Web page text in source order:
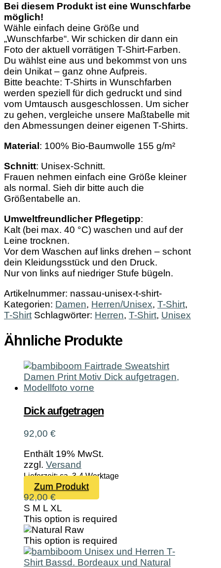
Bei diesem Produkt ist eine Wunschfarbe
möglich!
Wähle einfach deine Größe und
„Wunschfarbe“. Wir schicken dir dann ein
Foto der aktuell vorrätigen T-Shirt-Farben.
Du wählst eine aus und bekommst von uns
dein Unikat – ganz ohne Aufpreis.
Bitte beachte: T-Shirts in Wunschfarben
werden speziell für dich gedruckt und sind
vom Umtausch ausgeschlossen. Um sicher
zu gehen, vergleiche unsere Maßtabelle mit
den Abmessungen deiner eigenen T-Shirts.
Material : 100% Bio-Baumwolle 155 g/m²
Schnitt: Unisex-Schnitt.
Frauen nehmen einfach eine Größe kleiner
als normal. Sieh dir bitte auch die
Größentabelle an.
Umweltfreundlicher Pflegetipp:
Kalt (bei max. 40 °C) waschen und auf der
Leine trocknen.
Vor dem Waschen auf links drehen – schont
dein Kleidungsstück und den Druck.
Nur von links auf niedriger Stufe bügeln.
Artikelnummer: nassau-unisex-t-shirt-
Kategorien: Damen, Herren/Unisex, T-Shirt,
T-Shirt Schlagwörter: Herren, T-Shirt, Unisex
Ähnliche Produkte
Dick aufgetragen
92,00 €
Enthält 19% MwSt.
zzgl. Versand
Lieferzeit: ca. 3-4 Werktage
Zum Produkt
Produkt
mehrere
auf.
Die
Optionen
92,00€
S M L XL
This option is required
This option is required